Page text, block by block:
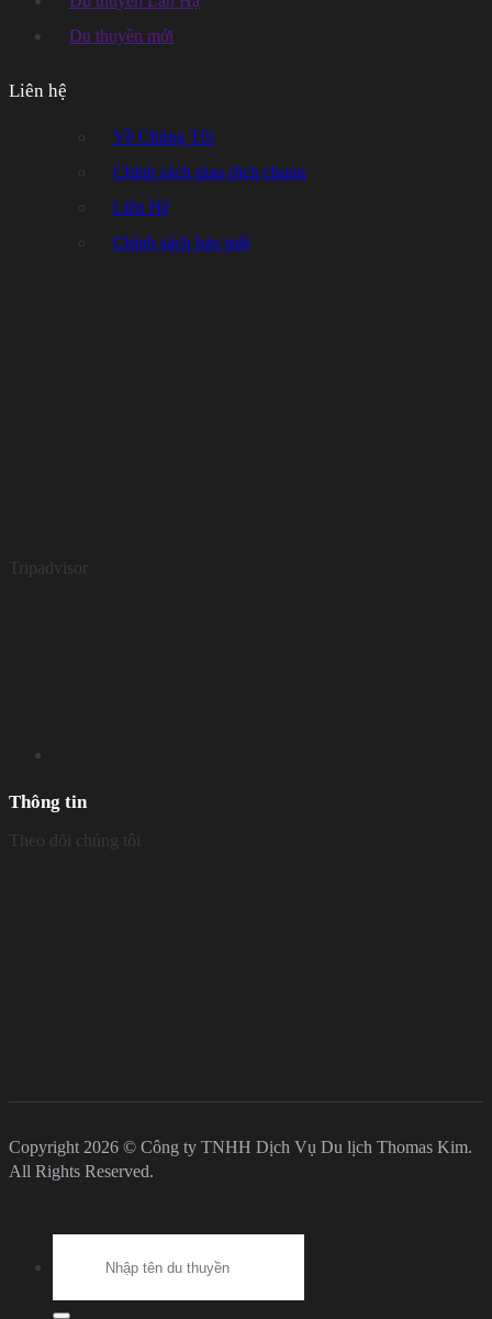
Du thuyền mới
Liên hệ
Về Chúng Tôi
Chính sách giao dịch chung
Liên Hệ
Chính sách bảo mật
Tripadvisor
Thông tin
Theo dõi chúng tôi
Copyright 2026 © Công ty TNHH Dịch Vụ Du lịch Thomas Kim.
All Rights Reserved.